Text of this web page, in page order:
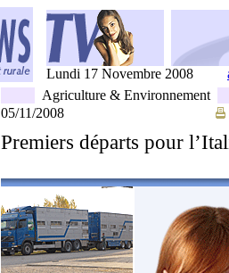
Lundi 17 Novembre 2008
Agriculture & Environnement
05/11/2008
Premiers départs pour